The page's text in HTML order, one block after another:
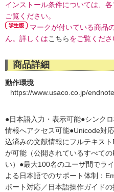
インストール条件については、
ご覧ください。
マークが付いている商品
ん。詳しくはこちらをご覧くださ
商品詳細
動作環境
https://www.usaco.co.jp/
●日本語入力・表示可能●シンク
情報へアクセス可能●Unicode対
込済みの文献情報にフルテキス
が可能（公開されているすべて
い）●最大100名のユーザ間でラ
よる日本語でのサポート体制：
ポート対応／日本語操作ガイド